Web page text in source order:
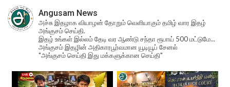
Angusam News
அச்சு இதழாக வியாழன் தோறும் வெளியாகும் தமிழ் வார இதழ்
அங்குசம் செய்தி.
இதழ் உங்கள் இல்லம் தேடி வர ஆண்டு சந்தா ரூபாய் 500 மட்டுமே...
அங்குசம் இதழின் அதிகாரபூர்வமான யூடியூப் சேனல்
"அங்குசம் செய்தி இது மக்களுக்கான செய்தி"